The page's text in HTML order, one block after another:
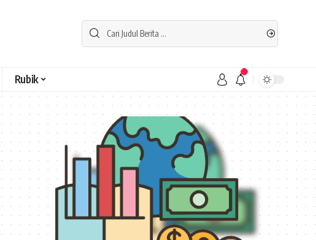
Rubik